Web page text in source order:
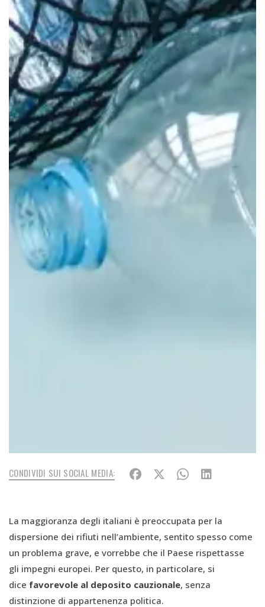
CONDIVIDI SUI SOCIAL MEDIA:
La maggioranza degli italiani è preoccupata per la
dispersione dei rifiuti nell’ambiente, sentito spesso come
un problema grave, e vorrebbe che il Paese rispettasse
gli impegni europei. Per questo, in particolare, si
dice favorevole al deposito cauzionale, senza
distinzione di appartenenza politica.